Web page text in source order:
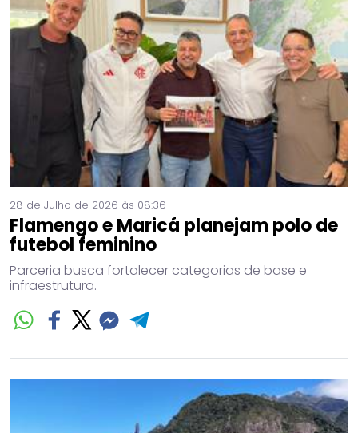
28 de Julho de 2026 às 08:36
Flamengo e Maricá planejam polo de
futebol feminino
Parceria busca fortalecer categorias de base e
infraestrutura.